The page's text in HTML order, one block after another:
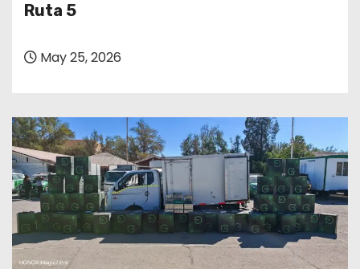
Ruta 5
May 25, 2026